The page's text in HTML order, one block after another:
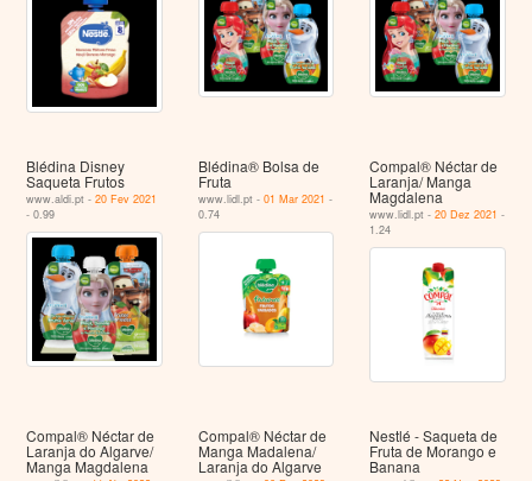
Blédina Disney
Saqueta Frutos
www.aldi.pt -20 Fev 2021
- 0.99
Blédina® Bolsa de
Fruta
www.lidl.pt - 01 Mar 2021 -
0.74
Compal® Néctar de
Laranja/ Manga
Magdalena
www.lidl.pt -20 Dez 2021 -
1.24
Compal® Néctar de
Laranja do Algarve/
Manga Magdalena
Compal® Néctar de
Manga Madalena/
Laranja do Algarve
Nestlé - Saqueta de
Fruta de Morango e
Banana